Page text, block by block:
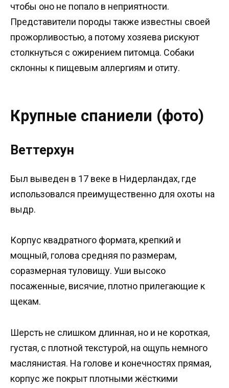
чтобы оно не попало в неприятности.
Представители породы также известны своей
прожорливостью, а потому хозяева рискуют
столкнуться с ожирением питомца. Собаки
склонны к пищевым аллергиям и отиту.
Крупные спаниели (фото)
Веттерхун
Был выведен в 17 веке в Нидерландах, где
использовался преимущественно для охоты на
выдр.
Корпус квадратного формата, крепкий и
мощный, голова средняя по размерам,
соразмерная туловищу. Уши высоко
посаженные, висячие, плотно прилегающие к
щекам.
Шерсть не слишком длинная, но и не короткая,
густая, с плотной текстурой, на ощупь немного
маслянистая. На голове и конечностях прямая,
корпус же покрыт плотными жёсткими